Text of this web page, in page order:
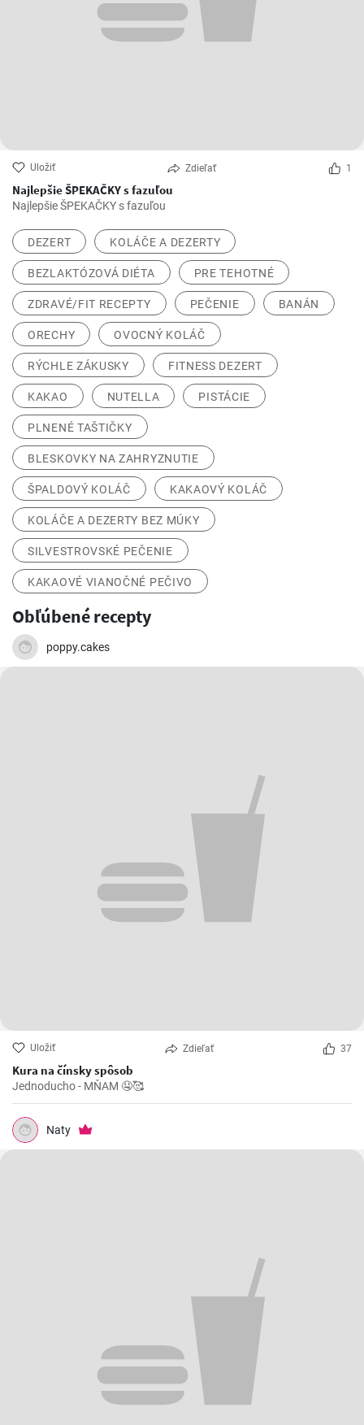
Uložiť Zdieľať 1
Najlepšie ŠPEKAČKY s fazuľou
Najlepšie ŠPEKAČKY s fazuľou
DEZERT KOLÁČE A DEZERTY
BEZLAKTÓZOVÁ DIÉTA PRE TEHOTNÉ
ZDRAVÉ/FIT RECEPTY PEČENIE BANÁN
ORECHY OVOCNÝ KOLÁČ
RÝCHLE ZÁKUSKY FITNESS DEZERT
KAKAO NUTELLA PISTÁCIE
PLNENÉ TAŠTIČKY
BLESKOVKY NA ZAHRYZNUTIE
ŠPALDOVÝ KOLÁČ KAKAOVÝ KOLÁČ
KOLÁČE A DEZERTY BEZ MÚKY
SILVESTROVSKÉ PEČENIE
KAKAOVÉ VIANOČNÉ PEČIVO
Obľúbené recepty
poppy.cakes
Uložiť Zdieľať 37
Kura na čínsky spôsob
Jednoducho - MŇAM 🤤🥰
Naty